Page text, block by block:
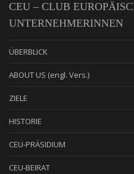
CEU – CLUB
UNTERNEHMERINNEN
ÜBERBLICK
ABOUT US (engl. Vers.)
ZIELE
HISTORIE
CEU-PRÄSIDIUM
CEU-BEIRAT